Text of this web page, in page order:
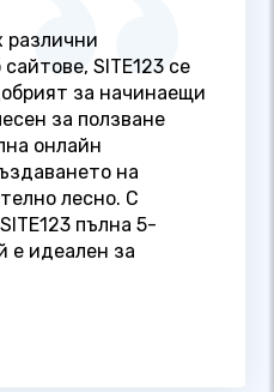
различни
SITE123 се
за начинаещи
за ползване
онлайн
на
лесно. С
пълна 5-
е идеален за